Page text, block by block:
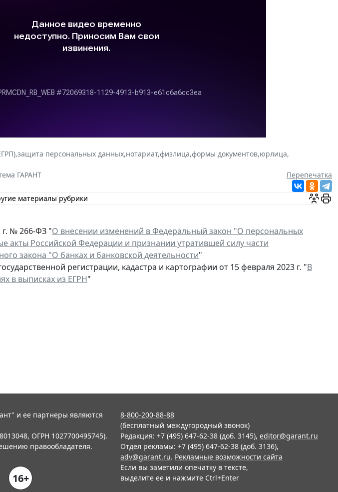
,защита персональных данных,нотариат,физлица,формы документов,юрлица,
ГАРАНТ
Перепечатка
материалы рубрики
г. № 266-ФЗ "О внесении изменений в Федеральный закон "О персональных
акты Российской Федерации и признании утратившей силу части
закона "О банках и банковской деятельности"
регистрации, кадастра и картографии от 15 февраля 2023 г. "В
в выписках из ЕГРН"
и ее партнеры являются
ОГРН 1027700495745).
правообладателя.
16+
8-800-200-88-88
(бесплатный междугородный звонок)
Редакция: +7 (495) 647-62-38 (доб. 3145), editor@garant.ru
Отдел рекламы: +7 (495) 647-62-38 (доб. 3136),
adv@garant.ru. Рекламные возможности сайта
Если вы заметили опечатку в тексте,
выделите ее и нажмите Ctrl+Enter